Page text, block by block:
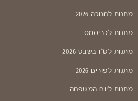
מתנות לחנוכה 2026
מתנות לכריסמס
מתנות לט"ו בשבט 2026
מתנות לפורים 2026
מתנות ליום המשפחה